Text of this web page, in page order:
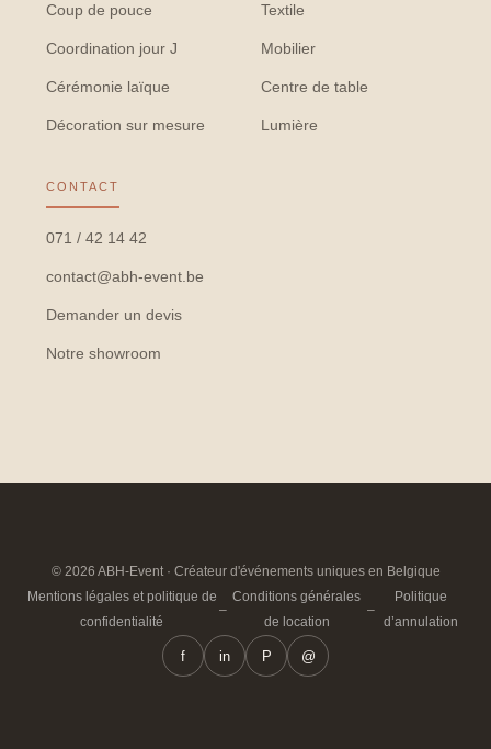
Coup de pouce
Coordination jour J
Cérémonie laïque
Décoration sur mesure
Textile
Mobilier
Centre de table
Lumière
CONTACT
071 / 42 14 42
contact@abh-event.be
Demander un devis
Notre showroom
© 2026 ABH-Event · Créateur d'événements uniques en Belgique
Mentions légales et politique de
confidentialité
–
Conditions générales
de location
–
Politique
d’annulation
f in P @